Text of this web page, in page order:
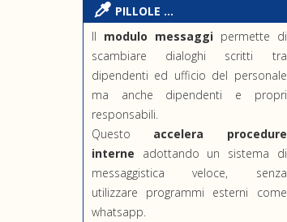
PILLOLE ...
Il modulo messaggipermette di
scambiare dialoghi scritti tra
dipendenti ed ufficio del personale
ma anche dipendenti e propri
responsabili.
Questo accelera procedure
interne adottando un sistema di
messaggistica veloce, senza
utilizzare programmi esterni come
whatsapp.